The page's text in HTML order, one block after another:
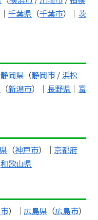
千葉県 （千葉市）｜ 茨
静岡県 （静岡市 / 浜松
（新潟市）｜ 長野県 ｜ 富
（神戸市）｜ 京都府
和歌山県
）｜ 広島県 （広島市）